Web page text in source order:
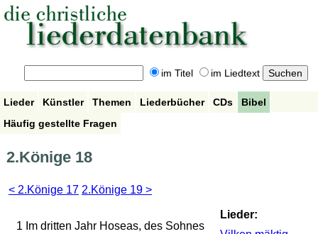
im Titel im Liedtext
Lieder Künstler Themen Liederbücher CDs
Bibel
Häufig gestellte Fragen
2.Könige 18
< 2.Könige 17 2.Könige 19 >
1 Im dritten Jahr Hoseas, des Sohnes
Lieder: